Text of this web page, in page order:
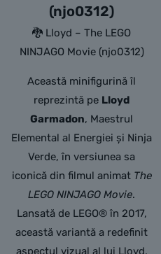
(njo0312)
🐉 Lloyd – The LEGO
NINJAGO Movie (njo0312)
Această minifigurină îl
reprezintă pe Lloyd
Garmadon, Maestrul
Elemental al Energiei și Ninja
Verde, în versiunea sa
iconică din filmul animat The
LEGO NINJAGO Movie.
Lansată de LEGO® în 2017,
această variantă a redefinit
aspectul vizual al lui Lloyd,